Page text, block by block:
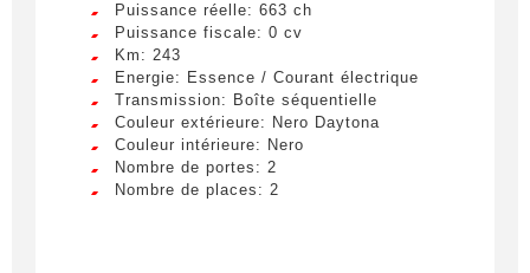
Puissance réelle: 663 ch
Puissance fiscale: 0 cv
Km: 243
Energie: Essence / Courant électrique
Transmission: Boîte séquentielle
Couleur extérieure: Nero Daytona
Couleur intérieure: Nero
Nombre de portes: 2
Nombre de places: 2